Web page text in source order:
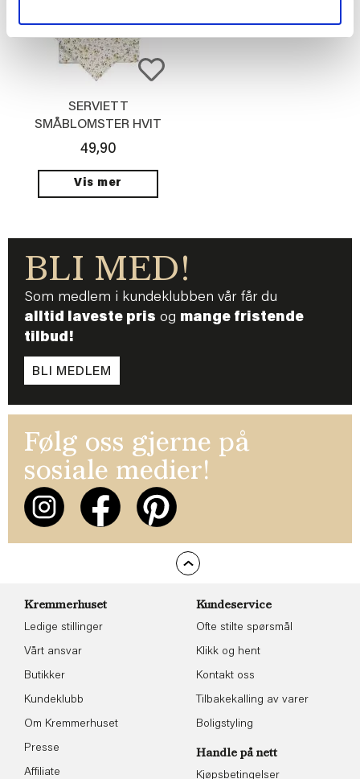
SERVIETT
SMÅBLOMSTER HVIT
49,90
Vis mer
BLI MED!
Som medlem i kundeklubben vår får du
alltid laveste pris og mange fristende
tilbud!
BLI MEDLEM
Følg oss gjerne på
sosiale medier!
Kremmerhuset
Ledige stillinger
Vårt ansvar
Butikker
Kundeklubb
Om Kremmerhuset
Presse
Affiliate
Kundeservice
Ofte stilte spørsmål
Klikk og hent
Kontakt oss
Tilbakekalling av varer
Boligstyling
Handle på nett
Kjøpsbetingelser